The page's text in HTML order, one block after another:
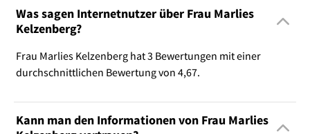
Was sagen Internetnutzer über Frau Marlies
Kelzenberg?
Frau Marlies Kelzenberg hat 3 Bewertungen mit einer
durchschnittlichen Bewertung von 4,67.
Kann man den Informationen von Frau Marlies